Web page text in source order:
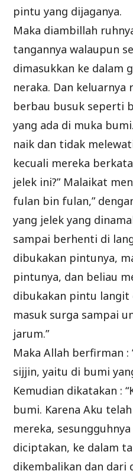
pintu yang dijaganya.
Maka diambillah
tangannya walaupun
dimasukkan ke dalam
neraka. Dan keluarnya
berbau busuk seperti
yang ada di muka
naik dan tidak
kecuali mereka
jelek ini?” Malaikat
fulan bin fulan,”
yang jelek yang
sampai berhenti di
dibukakan pintunya,
pintunya, dan beliau
dibukakan pintu langit
masuk surga sampai
jarum.”
Maka Allah berfirman :
sijjin, yaitu di bumi
Kemudian dikatakan :
bumi. Karena Aku
mereka,
diciptakan, ke dalam
dikembalikan dan dari